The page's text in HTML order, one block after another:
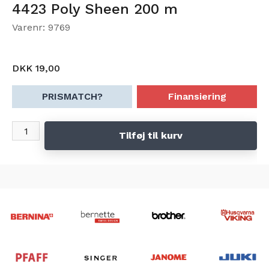
4423 Poly Sheen 200 m
Varenr: 9769
DKK 19,00
PRISMATCH? Finansiering
Tilføj til kurv